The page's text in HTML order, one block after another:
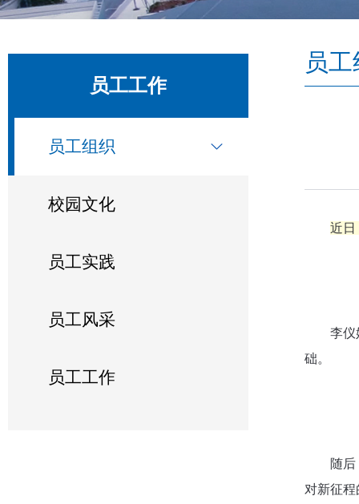
员工工作
员工组织
校园文化
员工实践
员工风采
员工工作
员
近日
李仪
础。
随
对新征